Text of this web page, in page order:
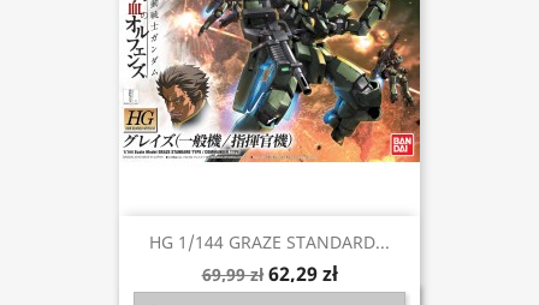
HG 1/144 GRAZE STANDARD...
69,99 zł 62,29 zł